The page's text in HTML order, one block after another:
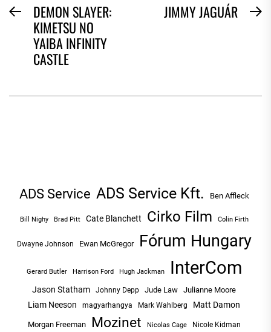
BEJEGYZÉS
NAVIGÁCIÓ
PreviousDEMON SLAYER:
KIMETSU NO
YAIBA INFINITY
CASTLE
JIMMY JAGUÁR
ADS Service ADS Service Kft. Ben Affleck
Bill Nighy Brad Pitt Cate Blanchett Cirko Film Colin Firth
Dwayne Johnson Ewan McGregor Fórum Hungary
Gerard Butler Harrison Ford Hugh Jackman InterCom
Jason Statham Johnny Depp Jude Law Julianne Moore
Liam Neeson magyarhangya Mark Wahlberg Matt Damon
Morgan Freeman Mozinet Nicolas Cage Nicole Kidman